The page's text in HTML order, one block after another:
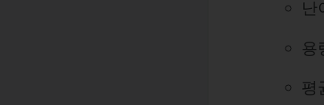
난
용
평